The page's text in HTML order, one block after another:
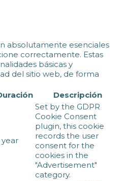
absolutamente esenciales
correctamente. Estas
básicas y
del sitio web, de forma
Descripción
year
Set by the GDPR
Cookie Consent
plugin, this cookie
records the user
consent for the
cookies in the
"Advertisement"
category.